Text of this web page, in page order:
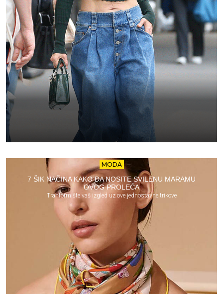
MODA
7 ŠIK NAČINA KAKO DA NOSITE SVILENU MARAMU
OVOG PROLEĆA
Tranformište vaš izgled uz ove jednostavne trikove